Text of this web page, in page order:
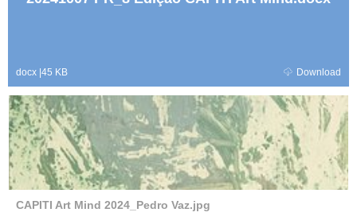
docx 45 KB Download
CAPITI Art Mind 2024_Pedro Vaz.jpg